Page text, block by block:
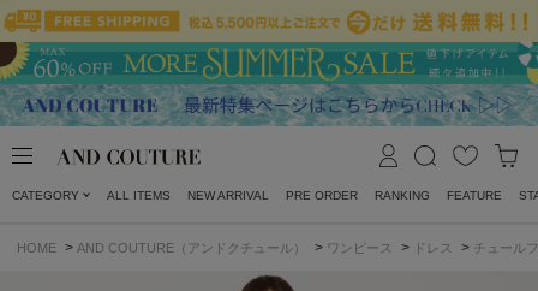
CATEGORY ALL ITEMS NEW ARRIVAL PRE ORDER RANKING FEATURE
HOME > AND COUTURE（アンドクチュール） > ワンピース > ドレス > チュール